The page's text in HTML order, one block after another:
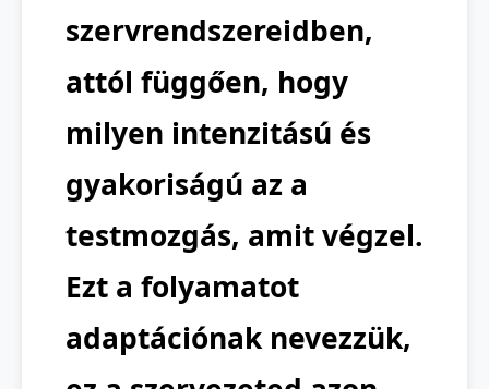
szervrendszereidben,
attól függően, hogy
milyen intenzitású és
gyakoriságú az a
testmozgás, amit végzel.
Ezt a folyamatot
adaptációnak nevezzük,